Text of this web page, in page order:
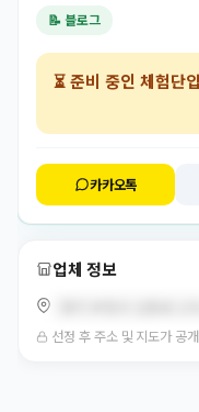
📝 블로그
⏳준비 중인 체험단
카카오톡
업체 정보
선정 후 주소 및 지도가 공